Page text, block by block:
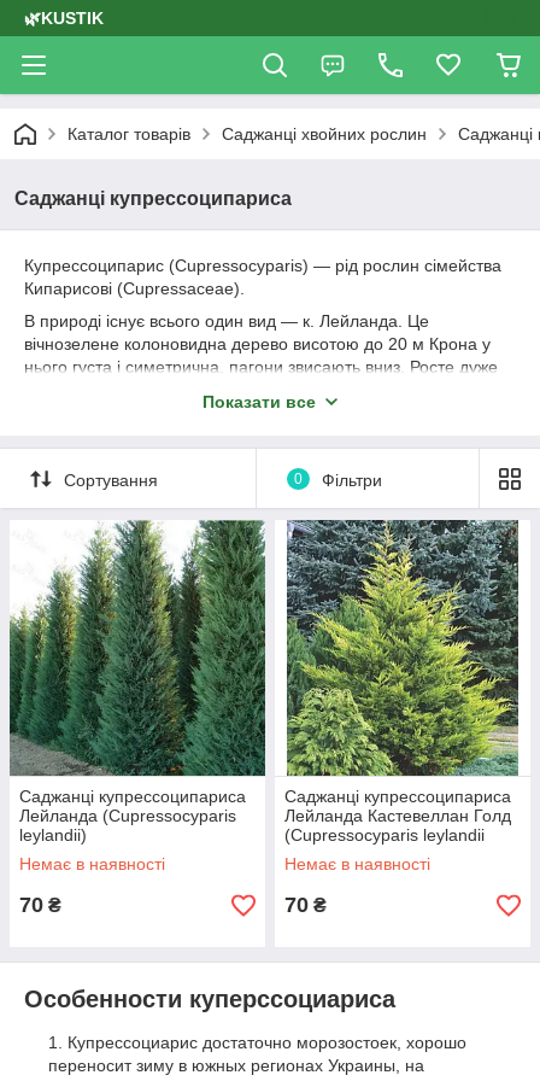
🌿KUSTIK
Каталог товарів Саджанці хвойних рослин Саджанці
Саджанці купрессоципариса
Купрессоципарис (Cupressocyparis) — рід рослин сімейства
Кипарисові (Cupressaceae).
В природі існує всього один вид — к. Лейланда. Це
вічнозелене колоновидна дерево висотою до 20 м Крона у
нього густа і симетрична, пагони звисають вниз. Росте дуже
як у кипарисовика, але при розтиранні видають більш
Купрессоципарисы у загальному і цілому невибагливі.
Можуть рости в тіні, легко переносять посуху, добре ростуть
навіть на бідних грунтах. Але щоб вони розкрили весь свій
потенціал, садити їх краще на родючих, помірно зволожених
грунтах. І зрідка поливати — особливо це стосується молодих
рослин.
Єдиний недолік цієї рослини — теплолюбивость. Він відмінно
росте в Криму і на Чорноморському узбережжі Кавказу, а от у
більш холодних регіонах гине: -21 оС для нього критична
температура.
Показати все
Сортування 0 Фільтри
Саджанці купрессоципариса
Лейланда (Cupressocyparis
leylandii)
Немає в наявності
70 ₴
Саджанці купрессоципариса
Лейланда Кастевеллан Голд
(Cupressocyparis leylandii
Castlewellan Gold)
Немає в наявності
70 ₴
Особенности куперссоциариса
Купрессоциарис достаточно морозостоек, хорошо
переносит зиму в южных регионах Украины, на